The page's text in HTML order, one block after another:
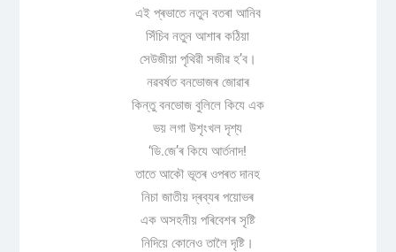
এই প্ৰভাতে নতুন বতৰা আনিব
সিঁচিব নতুন আশাৰ কঠিয়া
সেউজীয়া পৃথিৱী সজীৱ হ’ব।
নৱবৰ্ষত বনভোজৰ জোৱাৰ
কিন্তু বনভোজ বুলিলে কিযে এক
ভয় লগা উশৃংখল দৃশ্য
‘ডি.জে’ৰ কিযে আৰ্তনাদ!
তাতে আকৌ ভূতৰ ওপৰত দানহ
নিচা জাতীয় দ্ৰব্যৰ পয়োভৰ
এক অসহনীয় পৰিবেশৰ সৃষ্টি
নিদিয়ে কোনেও তালৈ দৃষ্টি।